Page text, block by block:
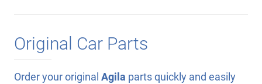
Irmscher onderdelen zijn ideaal om uw Opel Agila een
sportiever uiterlijk te geven. Irmscher is namelijk erkend
tuner van Opel en werkt erg nauw samen met Opel voor
Original Car Parts
Order your original Agila parts quickly and easily